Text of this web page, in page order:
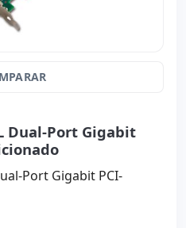
Dual-Port Gigabit
Port Gigabit PCI-